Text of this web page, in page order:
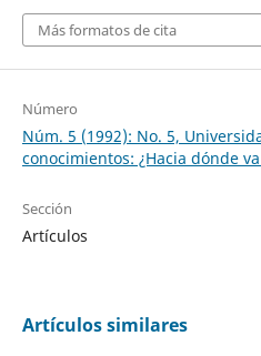
Más formatos de cita
Número
Núm. 5 (1992): No. 5,
conocimientos: ¿Hacia dónde
Sección
Artículos
Artículos similares